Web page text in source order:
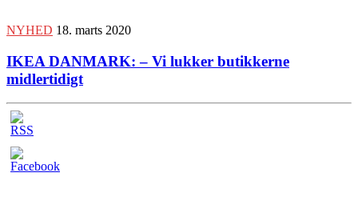
NYHED 18. marts 2020
IKEA DANMARK: – Vi lukker butikkerne
midlertidigt